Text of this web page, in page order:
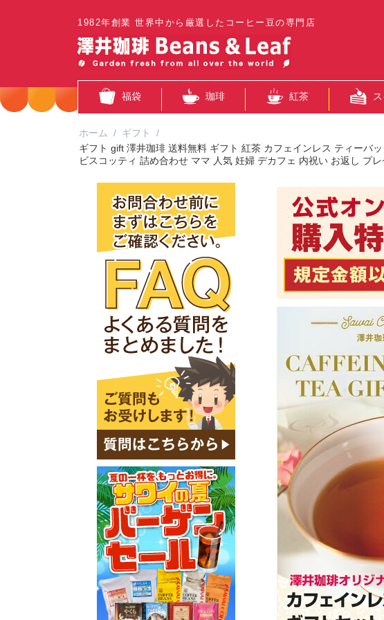
1982年創業 世界中から厳選したコーヒー豆の専門店
福袋 珈琲 紅茶
ホーム / ギフト
/
ギフト gift 澤井珈琲 送料無料 ギフト 紅茶 カフェインレス ティーバ
ビスコッティ 詰め合わせ ママ 人気 妊婦 デカフェ 内祝い お返し プ